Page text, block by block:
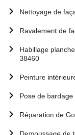
Nettoyage de
Ravalement de
Habillage
38460
Peinture
Pose de
Réparation de